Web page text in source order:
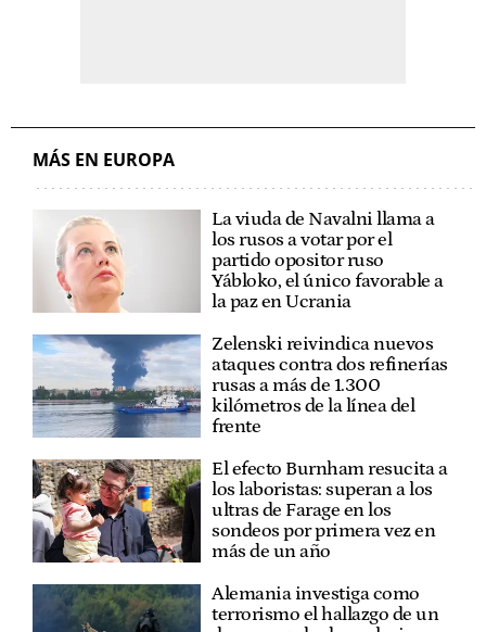
MÁS EN EUROPA
La viuda de Navalni llama a
los rusos a votar por el
partido opositor ruso
Yábloko, el único favorable a
la paz en Ucrania
Zelenski reivindica nuevos
ataques contra dos refinerías
rusas a más de 1.300
kilómetros de la línea del
frente
El efecto Burnham resucita a
los laboristas: superan a los
ultras de Farage en los
sondeos por primera vez en
más de un año
Alemania investiga como
terrorismo el hallazgo de un